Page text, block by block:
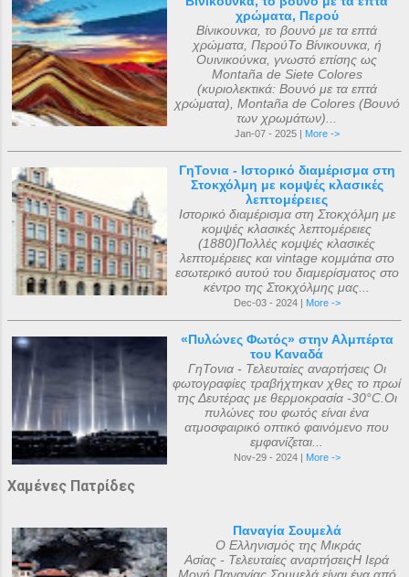
χρώματα, Περού
Βίνικουνκα, το βουνό με τα επτά
χρώματα, ΠερούΤο Βίνικουνκα, ή
Ουινικούνκα, γνωστό επίσης ως
Montaña de Siete Colores
(κυριολεκτικά: Βουνό με τα επτά
χρώματα), Montaña de Colores (Βουνό
των χρωμάτων)...
Jan-07 - 2025 | More ->
ΓηΤονια - Ιστορικό διαμέρισμα στη
Στοκχόλμη με κομψές κλασικές
λεπτομέρειες
Ιστορικό διαμέρισμα στη Στοκχόλμη με
κομψές κλασικές λεπτομέρειες
(1880)Πολλές κομψές κλασικές
λεπτομέρειες και vintage κομμάτια στο
εσωτερικό αυτού του διαμερίσματος στο
κέντρο της Στοκχόλμης μας...
Dec-03 - 2024 | More ->
«Πυλώνες Φωτός» στην Αλμπέρτα
του Καναδά
ΓηΤονια - Τελευταίες αναρτήσεις Οι
φωτογραφίες τραβήχτηκαν χθες το πρωί
της Δευτέρας με θερμοκρασία -30°C.Οι
πυλώνες του φωτός είναι ένα
ατμοσφαιρικό οπτικό φαινόμενο που
εμφανίζεται...
Nov-29 - 2024 | More ->
Χαμένες Πατρίδες
Παναγία Σουμελά
Ο Ελληνισμός της Μικράς
Ασίας - Τελευταίες αναρτήσειςΗ Ιερά